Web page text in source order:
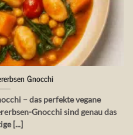
Gnocchi
– das perfekte vegane
Gnocchi sind genau das
[...]